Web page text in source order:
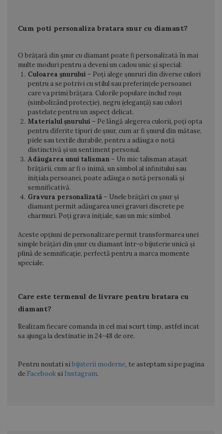
Cum poti personaliza bratara snur cu diamant?
O brățară din șnur cu diamant poate fi personalizată în mai
multe moduri pentru a deveni un cadou unic și special:
Culoarea șnurului– Poți alege șnururi din diverse culori
pentru a se potrivi cu stilul sau preferințele persoanei
care va primi brățara. Culorile populare includ roșu
(simbolizând protecție), negru (eleganță) sau culori
pastelate pentru un aspect delicat.
Materialul șnurului– Pe lângă alegerea culorii, poți opta
pentru diferite tipuri de șnur, cum ar fi șnurul din mătase,
piele sau textile durabile, pentru a adăuga o notă
distinctivă și un sentiment personal.
Adăugarea unui talisman– Un mic talisman atașat
brățării, cum ar fi o inimă, un simbol al infinitului sau
inițiala persoanei, poate adăuga o notă personală și
semnificativă.
Gravura personalizată– Unele brățări cu șnur și
diamant permit adăugarea unei gravuri discrete pe
charmuri. Poți grava inițiale, sau un mic simbol.
Aceste opțiuni de personalizare permit transformarea unei
simple brățări din șnur cu diamant într-o bijuterie unică și
plină de semnificație, perfectă pentru a marca momente
speciale.
Care este termenul de livrare pentru bratara cu
diamant?
Realizam fiecare comanda in cel mai scurt timp, astfel incat
sa ajunga la destinatie in 24-48 de ore.
Pentru noutati sibijuterii moderne, te asteptam si pe pagina
de Facebooksi Instagram.